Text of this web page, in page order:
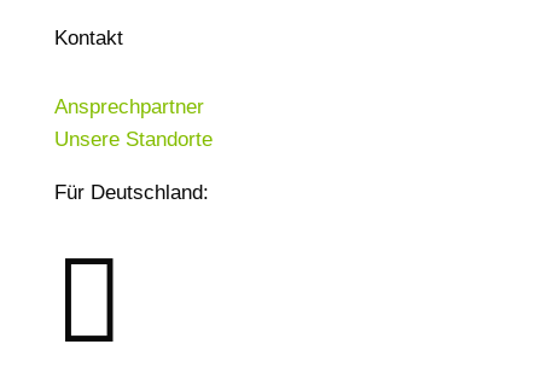
Kontakt
Ansprechpartner
Unsere Standorte
Für Deutschland:
